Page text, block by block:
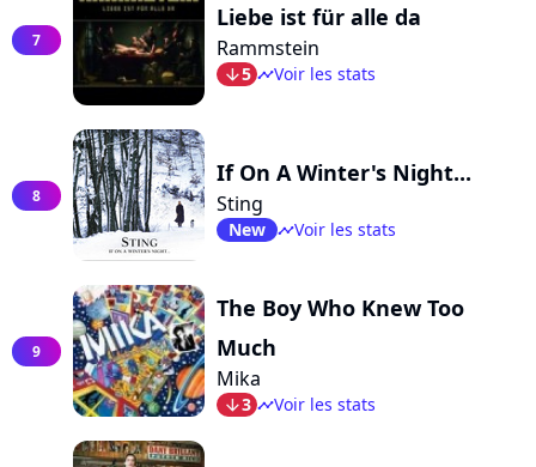
7
Liebe ist für alle da
Rammstein
arrow_bot5 timelineVoir les stats
8
If On A Winter's Night...
Sting
New timelineVoir les stats
9
The Boy Who Knew Too
Much
Mika
arrow_bot3 timelineVoir les stats